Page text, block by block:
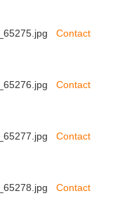
Contact
Contact
Contact
Contact